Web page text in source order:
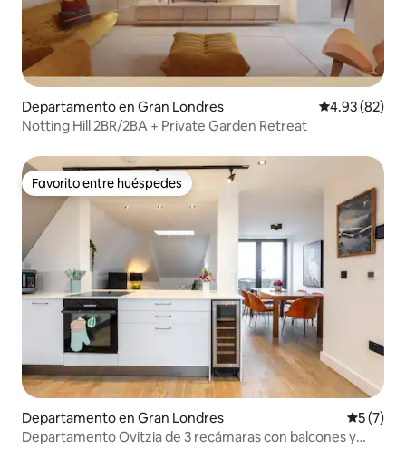
Departamento en Gran Londres Calificación
4.93 (82)
Notting Hill 2BR/2BA + Private Garden Retreat
Favorito entre huéspedes
Favorito entre huéspedes
Departamento en Gran Londres
5 (7)
Departamento Ovitzia de 3 recámaras con balcones y